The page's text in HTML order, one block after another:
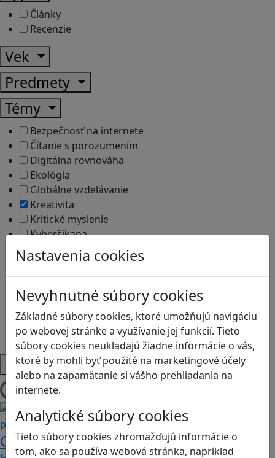
Nastavenia cookies
Nevyhnutné súbory cookies
Základné súbory cookies, ktoré umožňujú navigáciu
po webovej stránke a využívanie jej funkcií. Tieto
súbory cookies neukladajú žiadne informácie o vás,
ktoré by mohli byť použité na marketingové účely
alebo na zapamätanie si vášho prehliadania na
internete.
Analytické súbory cookies
Tieto súbory cookies zhromažďujú informácie o
tom, ako sa používa webová stránka, napríklad
Články
Recenzie
Vek
Predmety
Témy
Bezpečnosť na internete
Čítanie s porozumením
Digitálna rovnováha
Ekológia
Globálne vzdelávanie
Kreativita
Kritické myslenie
Kyberšikana
Logické myslenie
Ľudské práva a tolerancia
Motorika a koncentrácia
Programovanie/Technika
Sociálne zručnosti a kooperácia
Strategické myslenie
Zdravie a pohyb
Platformy
Načítam blogy
Construct 2 umožní deťom vytvoriť